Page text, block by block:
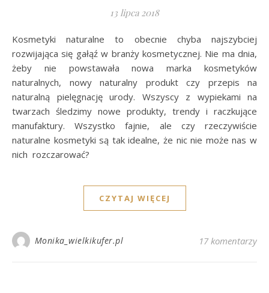
13 lipca 2018
Kosmetyki naturalne to obecnie chyba najszybciej
rozwijająca się gałąź w branży kosmetycznej. Nie ma dnia,
żeby nie powstawała nowa marka kosmetyków
naturalnych, nowy naturalny produkt czy przepis na
naturalną pielęgnację urody. Wszyscy z wypiekami na
twarzach śledzimy nowe produkty, trendy i raczkujące
manufaktury. Wszystko fajnie, ale czy rzeczywiście
naturalne kosmetyki są tak idealne, że nic nie może nas w
nich rozczarować?
CZYTAJ WIĘCEJ
Monika_wielkikufer.pl 17 komentarzy